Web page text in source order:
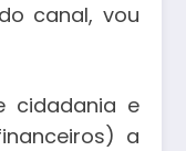
canal, vou
cidadania e
a